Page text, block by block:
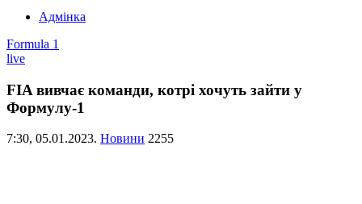
Адмінка
Formula 1
live
FIA вивчає команди, котрі хочуть зайти у
Формулу-1
7:30, 05.01.2023. Новини 2255